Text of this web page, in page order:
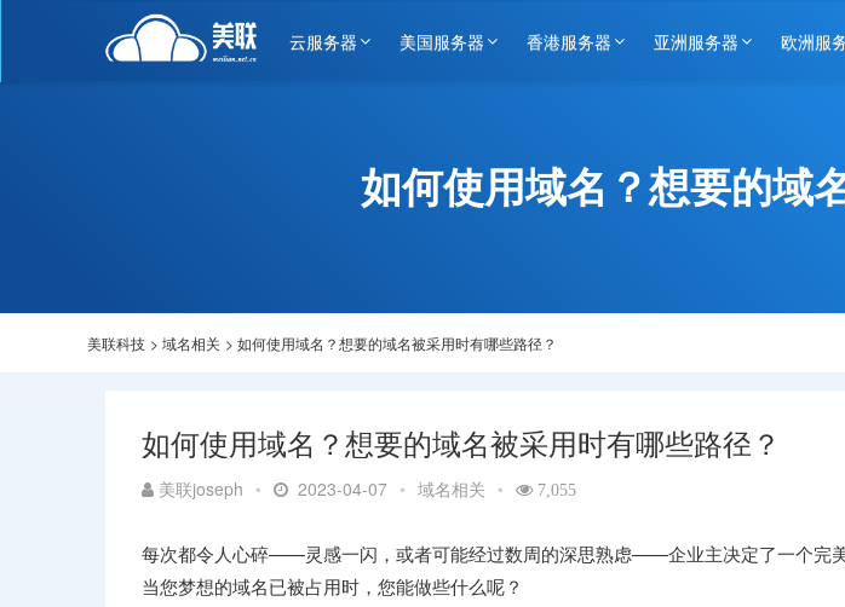
云服务器 美国服务器 香港服务器 亚洲服务器 欧洲服
如何使用域名？想要的域
美联科技 > 域名相关 > 如何使用域名？想要的域名被采用时有哪些路径？
如何使用域名？想要的域名被采用时有哪些路径？
美联joseph • 2023-04-07 • 域名相关 • 7,055
每次都令人心碎——灵感一闪，或者可能经过数周的深思熟虑——企业主决定了一个完
当您梦想的域名已被占用时，您能做些什么呢？